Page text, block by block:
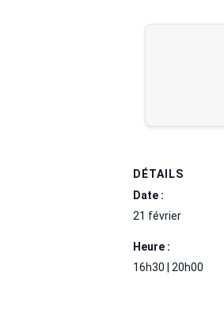
DÉTAILS
Date :
21 février
Heure :
16h30 | 20h00